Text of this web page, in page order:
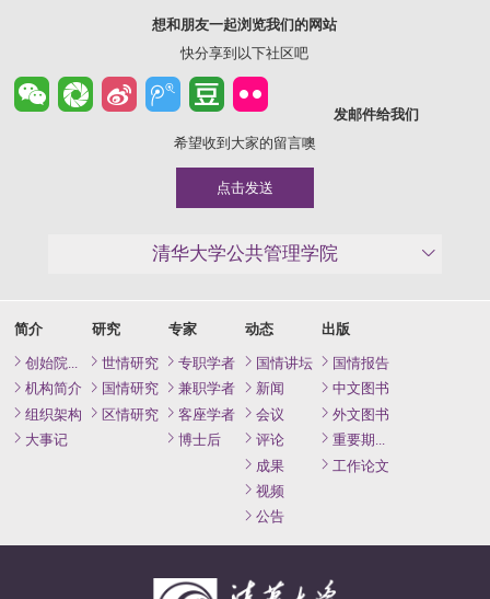
想和朋友一起浏览我们的网站
快分享到以下社区吧
发邮件给我们
希望收到大家的留言噢
点击发送
清华大学公共管理学院
简介
机构简介
组织架构
大事记
研究
世情研究
国情研究
区情研究
专家
专职学者
兼职学者
客座学者
博士后
动态
国情讲坛
新闻
会议
评论
成果
视频
公告
出版
国情报告
中文图书
外文图书
工作论文